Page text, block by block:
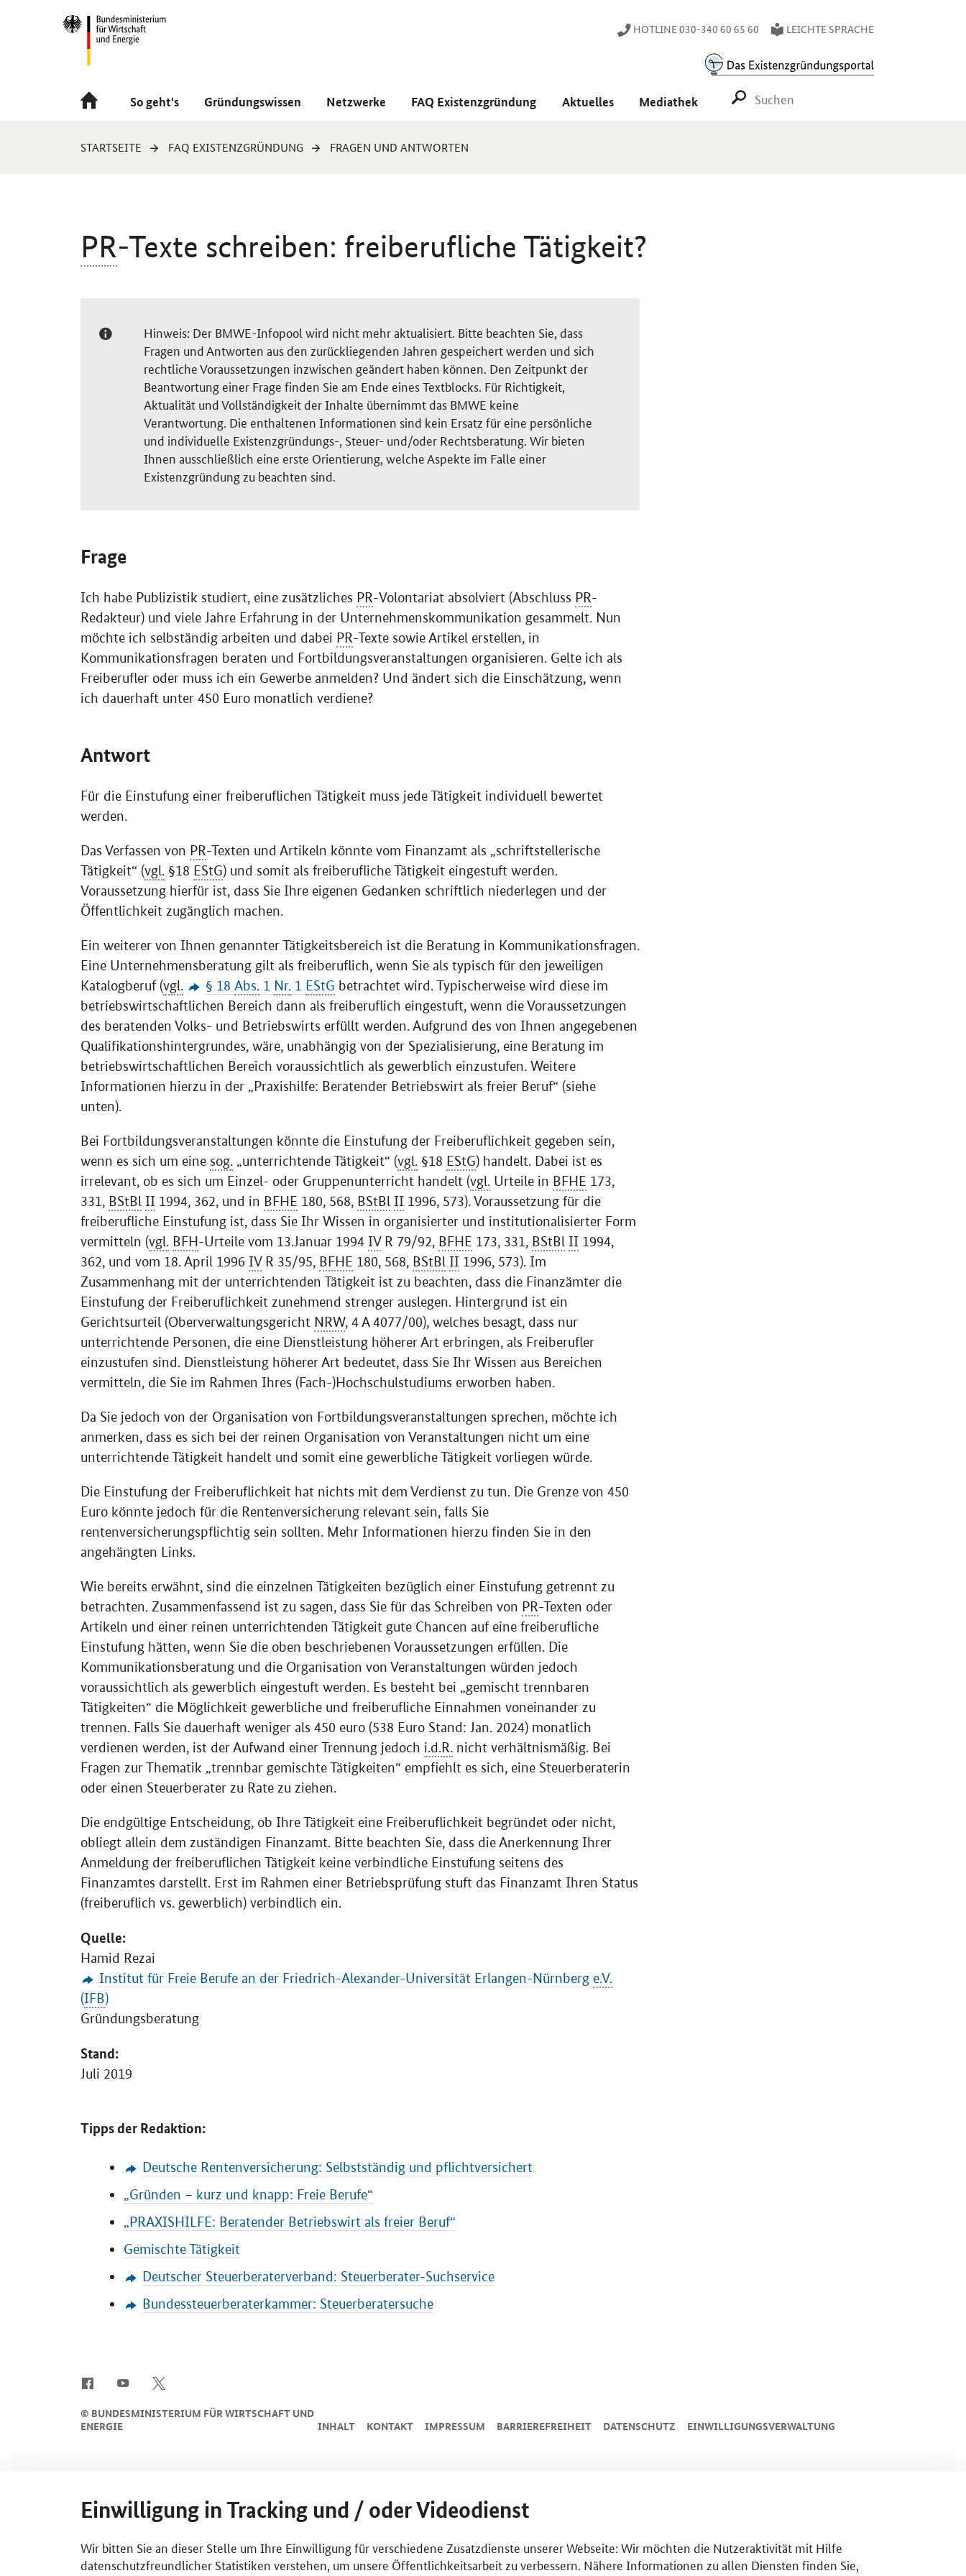
Navigation
Hauptmenü HOTLINE 030-340 60 65 60 LEICHTE SPRACHE
So geht's Gründungswissen Netzwerke FAQ Existenzgründung Aktuelles Mediathek SUCHE STARTEN
Sie
STARTSEITE FAQ EXISTENZGRÜNDUNG FRAGEN UND ANTWORTEN
PR-Texte schreiben: freiberufliche Tätigkeit?
Hinweis: Der BMWE-Infopool wird nicht mehr aktualisiert. Bitte beachten Sie, dass
Fragen und Antworten aus den zurückliegenden Jahren gespeichert werden und sich
rechtliche Voraussetzungen inzwischen geändert haben können. Den Zeitpunkt der
Beantwortung einer Frage finden Sie am Ende eines Textblocks. Für Richtigkeit,
Aktualität und Vollständigkeit der Inhalte übernimmt das BMWE keine
Verantwortung. Die enthaltenen Informationen sind kein Ersatz für eine persönliche
und individuelle Existenzgründungs-, Steuer- und/oder Rechtsberatung. Wir bieten
Ihnen ausschließlich eine erste Orientierung, welche Aspekte im Falle einer
Existenzgründung zu beachten sind.
Frage
Ich habe Publizistik studiert, eine zusätzliches PR-Volontariat absolviert (Abschluss PR-
Redakteur) und viele Jahre Erfahrung in der Unternehmenskommunikation gesammelt. Nun
möchte ich selbständig arbeiten und dabei PR-Texte sowie Artikel erstellen, in
Kommunikationsfragen beraten und Fortbildungsveranstaltungen organisieren. Gelte ich als
Freiberufler oder muss ich ein Gewerbe anmelden? Und ändert sich die Einschätzung, wenn
ich dauerhaft unter 450 Euro monatlich verdiene?
Antwort
Für die Einstufung einer freiberuflichen Tätigkeit muss jede Tätigkeit individuell bewertet
werden.
Das Verfassen von PR-Texten und Artikeln könnte vom Finanzamt als „schriftstellerische
Tätigkeit“ (vgl. §18 EStG) und somit als freiberufliche Tätigkeit eingestuft werden.
Voraussetzung hierfür ist, dass Sie Ihre eigenen Gedanken schriftlich niederlegen und der
Öffentlichkeit zugänglich machen.
Ein weiterer von Ihnen genannter Tätigkeitsbereich ist die Beratung in Kommunikationsfragen.
Eine Unternehmensberatung gilt als freiberuflich, wenn Sie als typisch für den jeweiligen
Katalogberuf (vgl. § 18 Abs. 1 Nr. 1 EStG betrachtet wird. Typischerweise wird diese im
betriebswirtschaftlichen Bereich dann als freiberuflich eingestuft, wenn die Voraussetzungen
des beratenden Volks- und Betriebswirts erfüllt werden. Aufgrund des von Ihnen angegebenen
Qualifikationshintergrundes, wäre, unabhängig von der Spezialisierung, eine Beratung im
betriebswirtschaftlichen Bereich voraussichtlich als gewerblich einzustufen. Weitere
Informationen hierzu in der „Praxishilfe: Beratender Betriebswirt als freier Beruf“ (siehe
unten).
Bei Fortbildungsveranstaltungen könnte die Einstufung der Freiberuflichkeit gegeben sein,
wenn es sich um eine sog. „unterrichtende Tätigkeit“ (vgl. §18 EStG) handelt. Dabei ist es
irrelevant, ob es sich um Einzel- oder Gruppenunterricht handelt (vgl. Urteile in BFHE 173,
331, BStBl II 1994, 362, und in BFHE 180, 568, BStBl II 1996, 573). Voraussetzung für die
freiberufliche Einstufung ist, dass Sie Ihr Wissen in organisierter und institutionalisierter Form
vermitteln (vgl. BFH-Urteile vom 13.Januar 1994 IVR 79/92, BFHE 173, 331, BStBl II 1994,
362, und vom 18. April 1996 IVR 35/95, BFHE 180, 568, BStBl II 1996, 573). Im
Zusammenhang mit der unterrichtenden Tätigkeit ist zu beachten, dass die Finanzämter die
Einstufung der Freiberuflichkeit zunehmend strenger auslegen. Hintergrund ist ein
Gerichtsurteil (Oberverwaltungsgericht NRW, 4 A 4077/00), welches besagt, dass nur
unterrichtende Personen, die eine Dienstleistung höherer Art erbringen, als Freiberufler
einzustufen sind. Dienstleistung höherer Art bedeutet, dass Sie Ihr Wissen aus Bereichen
vermitteln, die Sie im Rahmen Ihres (Fach-)Hochschulstudiums erworben haben.
Da Sie jedoch von der Organisation von Fortbildungsveranstaltungen sprechen, möchte ich
anmerken, dass es sich bei der reinen Organisation von Veranstaltungen nicht um eine
unterrichtende Tätigkeit handelt und somit eine gewerbliche Tätigkeit vorliegen würde.
Die Einstufung der Freiberuflichkeit hat nichts mit dem Verdienst zu tun. Die Grenze von 450
Euro könnte jedoch für die Rentenversicherung relevant sein, falls Sie
rentenversicherungspflichtig sein sollten. Mehr Informationen hierzu finden Sie in den
angehängten Links.
Wie bereits erwähnt, sind die einzelnen Tätigkeiten bezüglich einer Einstufung getrennt zu
betrachten. Zusammenfassend ist zu sagen, dass Sie für das Schreiben von PR-Texten oder
Artikeln und einer reinen unterrichtenden Tätigkeit gute Chancen auf eine freiberufliche
Einstufung hätten, wenn Sie die oben beschriebenen Voraussetzungen erfüllen. Die
Kommunikationsberatung und die Organisation von Veranstaltungen würden jedoch
voraussichtlich als gewerblich eingestuft werden. Es besteht bei „gemischt trennbaren
Tätigkeiten“ die Möglichkeit gewerbliche und freiberufliche Einnahmen voneinander zu
trennen. Falls Sie dauerhaft weniger als 450 euro (538 Euro Stand: Jan. 2024) monatlich
verdienen werden, ist der Aufwand einer Trennung jedoch i.d.R. nicht verhältnismäßig. Bei
Fragen zur Thematik „trennbar gemischte Tätigkeiten“ empfiehlt es sich, eine Steuerberaterin
oder einen Steuerberater zu Rate zu ziehen.
Die endgültige Entscheidung, ob Ihre Tätigkeit eine Freiberuflichkeit begründet oder nicht,
obliegt allein dem zuständigen Finanzamt. Bitte beachten Sie, dass die Anerkennung Ihrer
Anmeldung der freiberuflichen Tätigkeit keine verbindliche Einstufung seitens des
Finanzamtes darstellt. Erst im Rahmen einer Betriebsprüfung stuft das Finanzamt Ihren Status
(freiberuflich vs. gewerblich) verbindlich ein.
Quelle:
Hamid Rezai
Institut für Freie Berufe an der Friedrich-Alexander-Universität Erlangen-Nürnberg e.V.
(IFB)
Gründungsberatung
Stand:
Juli 2019
Tipps der Redaktion:
Deutsche Rentenversicherung: Selbstständig und pflichtversichert
„Gründen – kurz und knapp: Freie Berufe“
„PRAXISHILFE: Beratender Betriebswirt als freier Beruf“
Gemischte Tätigkeit
Deutscher Steuerberaterverband: Steuerberater-Suchservice
Bundessteuerberaterkammer: Steuerberatersuche
© BUNDESMINISTERIUM FÜR WIRTSCHAFT UND
ENERGIE
INHALT KONTAKT IMPRESSUM BARRIEREFREIHEIT DATENSCHUTZ EINWILLIGUNGSVERWALTUNG
Einwilligung in Tracking und / oder Videodienst
Wir bitten Sie an dieser Stelle um Ihre Einwilligung für verschiedene Zusatzdienste unserer Webseite: Wir möchten die Nutzeraktivität mit Hilfe
datenschutzfreundlicher Statistiken verstehen, um unsere Öffentlichkeitsarbeit zu verbessern. Nähere Informationen zu allen Diensten finden Sie,